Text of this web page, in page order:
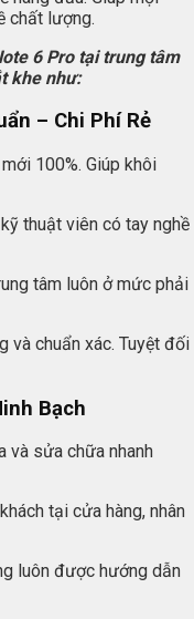
chất lượng.
6 Pro tại trung tâm
khe như:
– Chi Phí Rẻ
100%. Giúp khôi
thuật viên có tay nghề
tâm luôn ở mức phải
và chuẩn xác. Tuyệt đối
Bạch
và sửa chữa nhanh
tại cửa hàng, nhân
luôn được hướng dẫn